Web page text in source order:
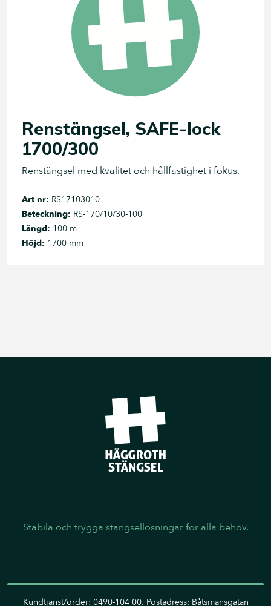
Renstängsel, SAFE-lock
1700/300
Renstängsel med kvalitet och hållfastighet i fokus.
Art nr: RS17103010
Beteckning: RS-170/10/30-100
Längd: 100 m
Höjd: 1700 mm
Stabila och trygga stängsellösningar för alla behov.
Kundtjänst/order: 0490-104 00. Postadress: Båtsmansgatan